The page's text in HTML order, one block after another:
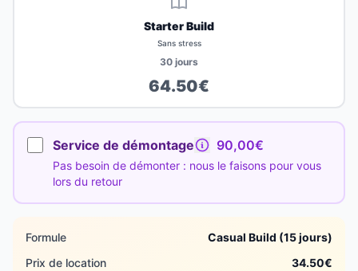
Starter Build
Sans stress
30 jours
64.50€
Service de démontage 90,00€
Pas besoin de démonter : nous le faisons pour vous
lors du retour
Formule
Casual Build (15 jours)
Prix de location
34.50€